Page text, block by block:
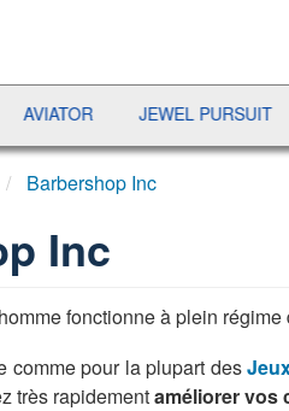
JEWEL PURSUIT
Barbershop Inc
Inc
fonctionne à plein régime
comme pour la plupart des
très rapidementaméliorer vos